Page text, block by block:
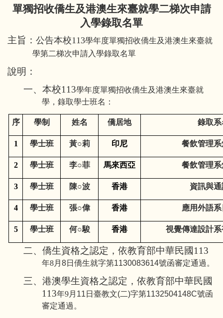
單獨招收僑生及港澳生來臺就學二梯次申請
入學錄取名單
主旨： 公告本校113學年度單獨招收僑生及港澳生來臺就
學第二梯次申請入學錄取名單
說明：
一、本校113學年度單獨招收僑生及港澳生來臺就
學，錄取學士班名：
序 學制 姓名 僑居地 錄取系
1 學士班 黃○莉 印尼 餐飲管理
2 學士班 李○菲 馬來西亞 餐飲管理
3 學士班 陳○波 香港 資訊與
4 學士班 張○偉 香港 應用外語
5 學士班 何○駿 香港 視覺傳達設計
二、僑生資格之認定，依教育部中華民國113
年8月8日僑生就字第1130083614號函審定通過。
三、港澳學生資格之認定，依教育部中華民國
113年9月11日臺教文(二)字第1132504148C號函
審定通過。